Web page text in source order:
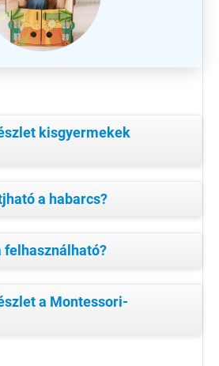
kisgyermekek
a habarcs?
felhasználható?
a Montessori-